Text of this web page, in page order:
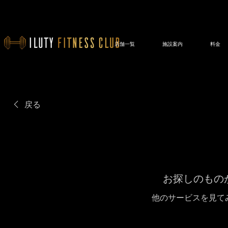
店舗一覧 施設案内 料金
戻る
お探しのもの
他のサービスを見て